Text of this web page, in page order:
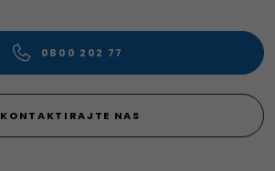
0800 202 77
KONTAKTIRAJTE NAS